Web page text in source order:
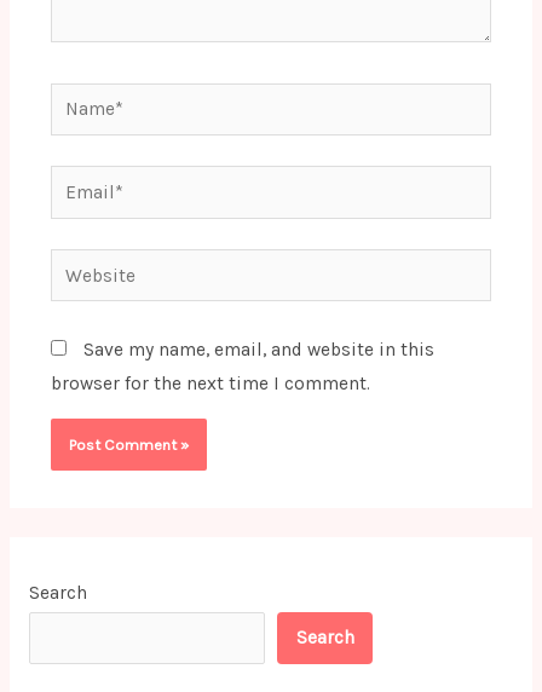
Name*
Email*
Website
Save my name, email, and website in this
browser for the next time I comment.
Search
Search